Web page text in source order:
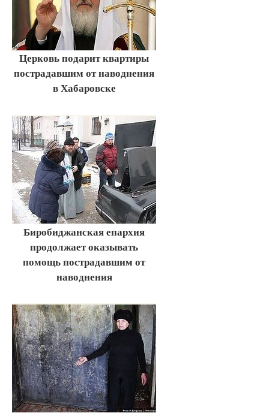
Церковь подарит квартиры
пострадавшим от наводнения
в Хабаровске
Биробиджанская епархия
продолжает оказывать
помощь пострадавшим от
наводнения